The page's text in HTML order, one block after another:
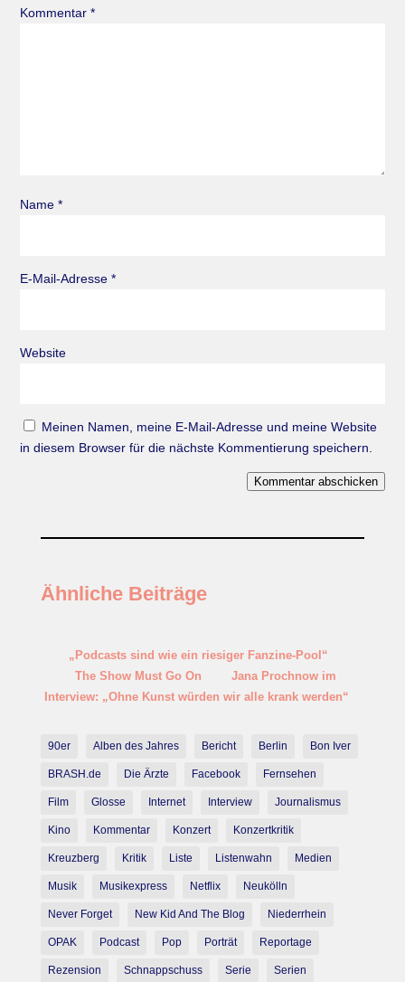
Kommentar*
Name*
E-Mail-Adresse*
Website
Meinen Namen, meine E-Mail-Adresse und meine Website
in diesem Browser für die nächste Kommentierung speichern.
Kommentar abschicken
Ähnliche Beiträge
„Podcasts sind wie ein riesiger Fanzine-Pool“
The Show Must Go On
Jana Prochnow im
Interview: „Ohne Kunst würden wir alle krank werden“
90er Alben des Jahres Bericht Berlin Bon Iver
BRASH.de Die Ärzte Facebook Fernsehen
Film Glosse Internet Interview Journalismus
Kino Kommentar Konzert Konzertkritik
Kreuzberg Kritik Liste Listenwahn Medien
Musik Musikexpress Netflix Neukölln
Never Forget New Kid And The Blog Niederrhein
OPAK Podcast Pop Porträt Reportage
Rezension Schnappschuss Serie Serien